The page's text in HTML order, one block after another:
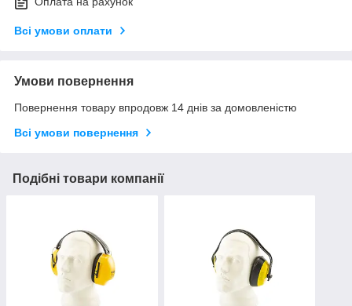
Всі умови оплати
Умови повернення
Повернення товару впродовж 14 днів за домовленістю
Всі умови повернення
Подібні товари компанії